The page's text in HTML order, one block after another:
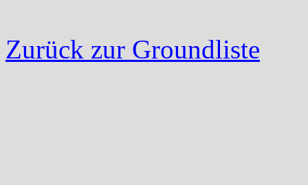
Zurück zur Groundliste